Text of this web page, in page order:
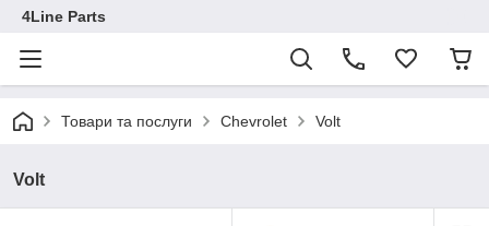
4Line Parts
Товари та послуги Chevrolet Volt
Volt